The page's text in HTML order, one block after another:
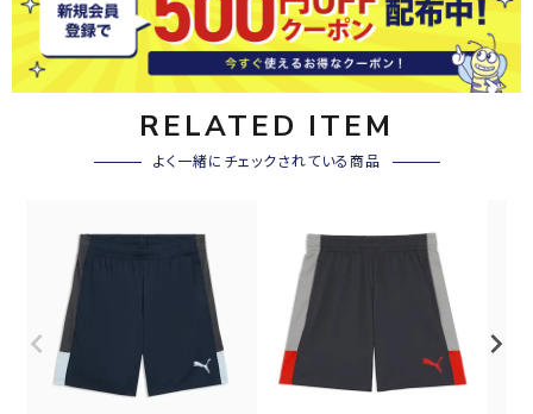
RELATED ITEM
よく一緒にチェックされている商品